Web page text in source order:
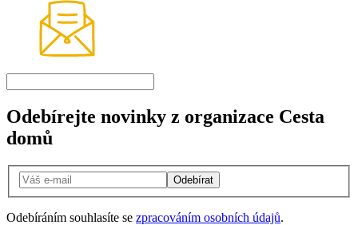
Odebírejte novinky z organizace Cesta
domů
Odebírat
Odebíráním souhlasíte se zpracováním osobních údajů.